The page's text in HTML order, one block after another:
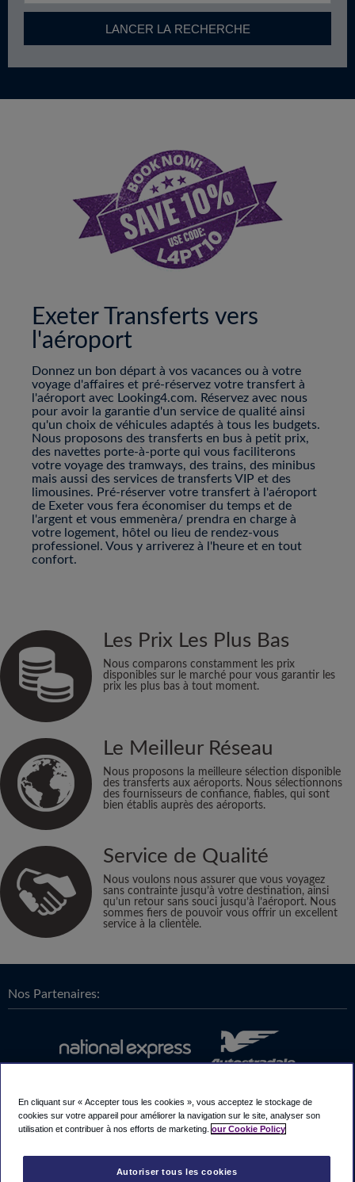
LANCER LA RECHERCHE
Exeter Transferts vers
l'aéroport
Donnez un bon départ à vos vacances ou à votre
voyage d'affaires et pré-réservez votre transfert à
l'aéroport avec Looking4.com. Réservez avec nous
pour avoir la garantie d'un service de qualité ainsi
qu'un choix de véhicules adaptés à tous les budgets.
Nous proposons des transferts en bus à petit prix,
des navettes porte-à-porte qui vous faciliterons
votre voyage des tramways, des trains, des minibus
mais aussi des services de transferts VIP et des
limousines. Pré-réserver votre transfert à l'aéroport
de Exeter vous fera économiser du temps et de
l'argent et vous emmenèra/ prendra en charge à
votre logement, hôtel ou lieu de rendez-vous
professionel. Vous y arriverez à l'heure et en tout
confort.
Les Prix Les Plus Bas
Nous comparons constamment les prix
disponibles sur le marché pour vous garantir les
prix les plus bas à tout moment.
Le Meilleur Réseau
Nous proposons la meilleure sélection disponible
des transferts aux aéroports. Nous sélectionnons
des fournisseurs de confiance, fiables, qui sont
bien établis auprès des aéroports.
Service de Qualité
Nous voulons nous assurer que vous voyagez
sans contrainte jusqu’à votre destination, ainsi
qu’un retour sans souci jusqu’à l’aéroport. Nous
sommes fiers de pouvoir vous offrir un excellent
service à la clientèle.
Nos Partenaires:
En cliquant sur « Accepter tous les cookies », vous acceptez le stockage de
cookies sur votre appareil pour améliorer la navigation sur le site, analyser son
utilisation et contribuer à nos efforts de marketing. our Cookie Policy
Autoriser tous les cookies